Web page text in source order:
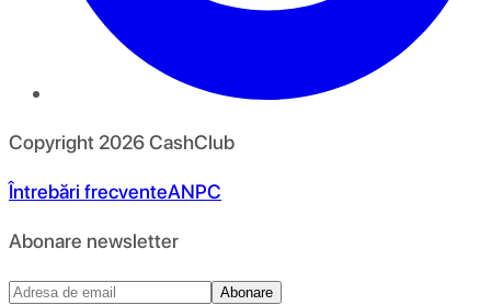
Copyright 2026CashClub
Întrebări frecventeANPC
Abonare newsletter
Abonare